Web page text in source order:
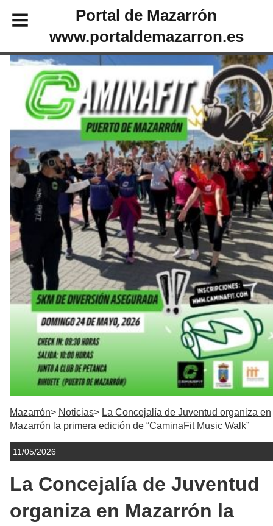
Portal de Mazarrón
www.portaldemazarron.es
Mazarrón Noticias
La Concejalía de Juventud organiza en
Mazarrón la primera edición de “CaminaFit Music Walk”
11/05/2026
La Concejalía de Juventud
organiza en Mazarrón la